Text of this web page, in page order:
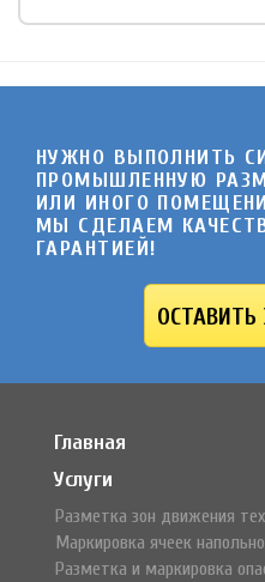
НУЖНО ВЫПОЛНИТЬ
ПРОМЫШЛЕННУЮ
ИЛИ ИНОГО
МЫ СДЕЛАЕМ
ГАРАНТИЕЙ!
ОСТАВИТЬ
Главная
Услуги
Разметка зон движения
Маркировка ячеек
Разметка и маркировка